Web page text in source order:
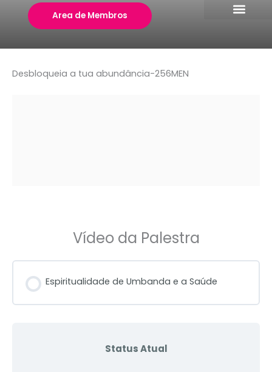
Area de Membros
Desbloqueia a tua abundância-256MEN
Vídeo da Palestra
Espiritualidade de Umbanda e a Saúde
Status Atual